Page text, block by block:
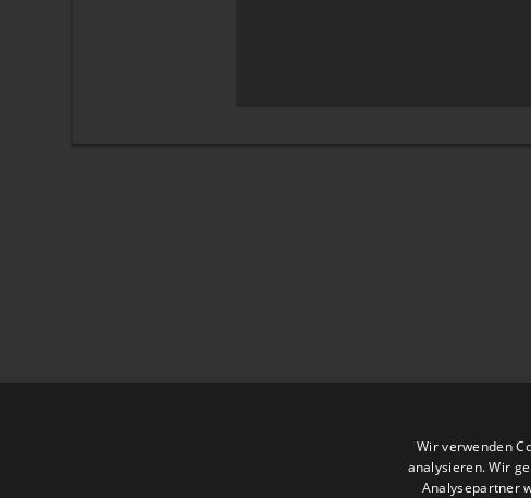
Wir verwenden
analysieren. Wir
Analysepartner